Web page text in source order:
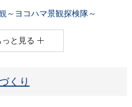
～ヨコハマ景観探検隊～
っと見る
くり